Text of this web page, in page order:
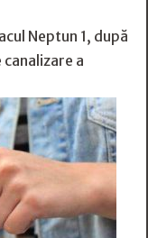
Neptun 1, după
a